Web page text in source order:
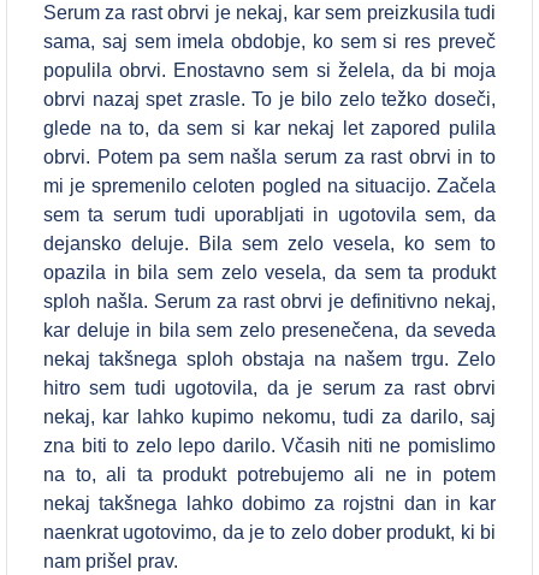
Serum za rast obrvi je nekaj, kar sem preizkusila tudi
sama, saj sem imela obdobje, ko sem si res preveč
populila obrvi. Enostavno sem si želela, da bi moja
obrvi nazaj spet zrasle. To je bilo zelo težko doseči,
glede na to, da sem si kar nekaj let zapored pulila
obrvi. Potem pa sem našla serum za rast obrvi in to
mi je spremenilo celoten pogled na situacijo. Začela
sem ta serum tudi uporabljati in ugotovila sem, da
dejansko deluje. Bila sem zelo vesela, ko sem to
opazila in bila sem zelo vesela, da sem ta produkt
sploh našla. Serum za rast obrvi je definitivno nekaj,
kar deluje in bila sem zelo presenečena, da seveda
nekaj takšnega sploh obstaja na našem trgu. Zelo
hitro sem tudi ugotovila, da je serum za rast obrvi
nekaj, kar lahko kupimo nekomu, tudi za darilo, saj
zna biti to zelo lepo darilo. Včasih niti ne pomislimo
na to, ali ta produkt potrebujemo ali ne in potem
nekaj takšnega lahko dobimo za rojstni dan in kar
naenkrat ugotovimo, da je to zelo dober produkt, ki bi
nam prišel prav.